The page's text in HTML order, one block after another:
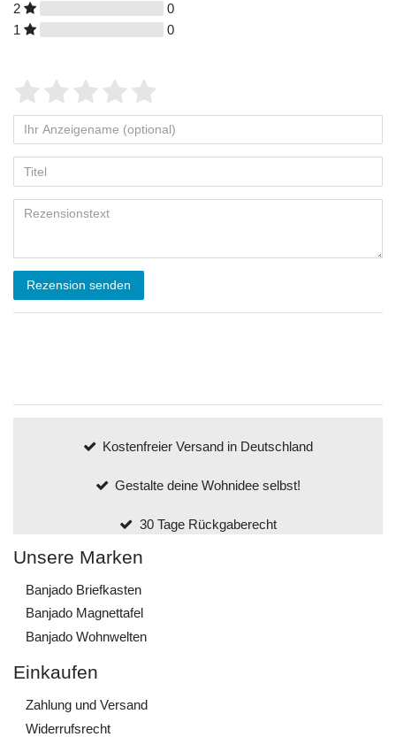
2
0
1
0
Rezension senden
Kostenfreier Versand in Deutschland
Gestalte deine Wohnidee selbst!
30 Tage Rückgaberecht
Unsere Marken
Banjado Briefkasten
Banjado Magnettafel
Banjado Wohnwelten
Einkaufen
Zahlung und Versand
Widerrufs­recht